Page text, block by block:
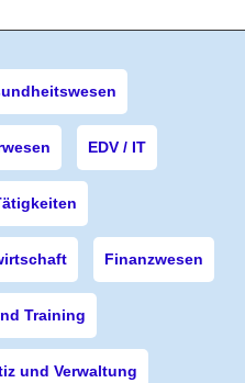
EDV / IT
Finanzwesen
Training
und Verwaltung